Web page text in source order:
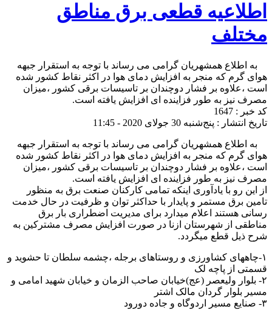
اطلاعیه قطعی برق مناطق
مختلف
‍ ‍ ‍ ‍ به اطلاع همشهریان گرامی می رساند با توجه به استقرار جبهه
هوای گرم که منجر به افزایش دمای هوا در اکثر نقاط کشور شده
است ،علاوه بر فشار دوچندان بر تاسیسات برقی کشور ،میزان
مصرف نیز به طور فزاینده ای افزایش یافته است.
کد خبر : 1647
تاریخ انتشار : پنج‌شنبه 30 جولای 2020 - 11:45
‍ ‍ ‍ ‍ به اطلاع همشهریان گرامی می رساند با توجه به استقرار جبهه
هوای گرم که منجر به افزایش دمای هوا در اکثر نقاط کشور شده
است ،علاوه بر فشار دوچندان بر تاسیسات برقی کشور ،میزان
مصرف نیز به طور فزاینده ای افزایش یافته است.
از این رو با یادآوری اینکه تمامی کارکنان صنعت برق به منظور
تامین برق مستمر و پایدار با حداکثر توان و ظرفیت در حال خدمت
رسانی هستند اعلام میدارد برای مدیریت اضطراری بار برق
مناطقی از شهرستان ازنا در صورت افزایش مصرف مشترکین به
شرح ذیل قطع میگردد.
۱-چاههای کشاورزی و روستاهای برجله ،چشمه سلطان تا حشوید و
قسمتی از پاچه لک
۲- بلوار ولیعصر (عج)خیابان صاحب الزمان و خیابان شهید امامی و
مسیر بلوار گردان مالک اشتر
۳- صنایع مسیر اردوگاه و جاده دورود